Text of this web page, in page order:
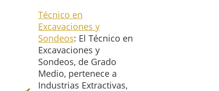
Técnico en
Excavaciones y
Sondeos: El Técnico en
Excavaciones y
Sondeos, de Grado
Medio, pertenece a
Industrias Extractivas,